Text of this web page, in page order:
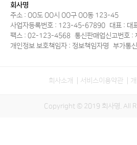
회사명
주소 : OO도 OO시 OO구 OO동 123-45
사업자등록번호 : 123-45-67890 대표 : 대
팩스 : 02-123-4568 통신판매업신고번호 :
개인정보 보호책임자 : 정보책임자명 부가통
회사소개 서비스이용약관
Copyright © 2019 회사명. All